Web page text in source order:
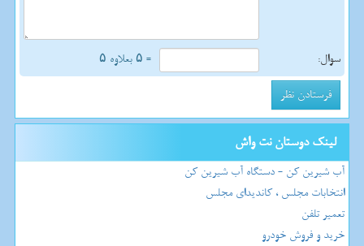
سوال: = ۵ بعلاوه ۵
لینک دوستان نت واش
آب شیرین کن - دستگاه آب شیرین کن
انتخابات مجلس ، کاندیدای مجلس
تعمیر تلفن
خرید و فروش خودرو